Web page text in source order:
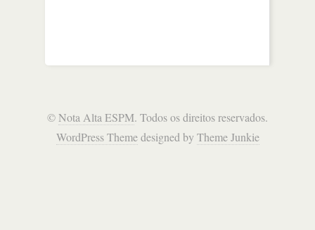
©Nota Alta ESPM. Todos os direitos reservados.
WordPress Themedesigned by Theme Junkie